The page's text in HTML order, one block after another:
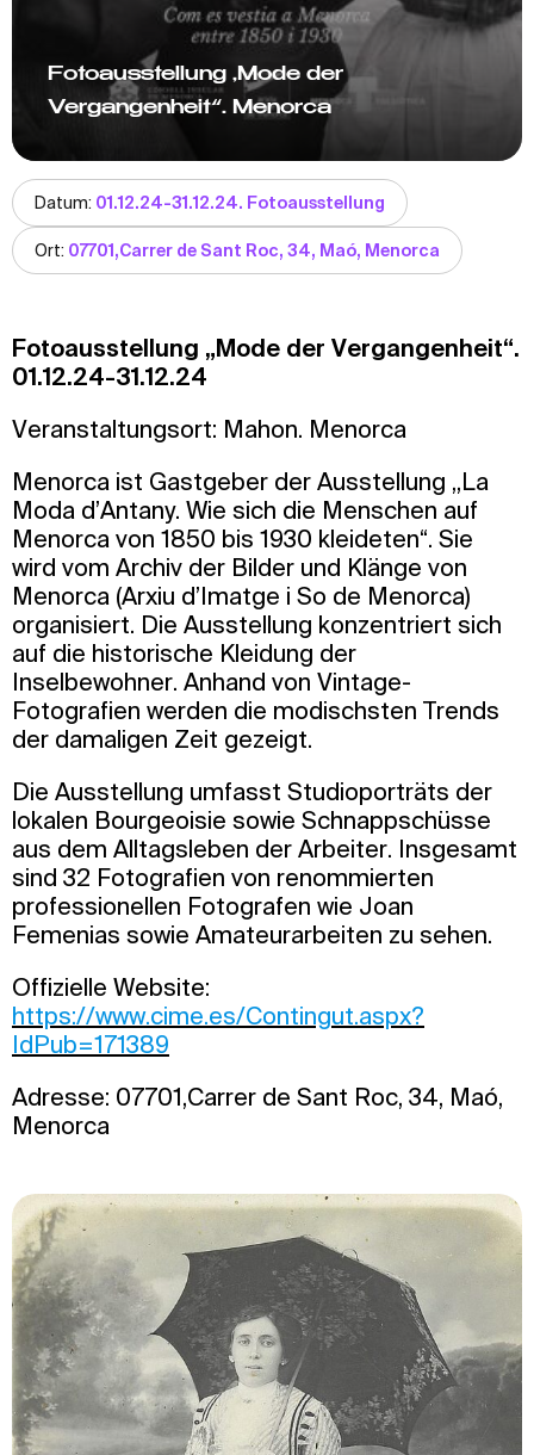
Fotoausstellung „Mode der
Vergangenheit“. Menorca
Datum: 01.12.24-31.12.24. Fotoausstellung
Ort: 07701,Carrer de Sant Roc, 34, Maó, Menorca
Fotoausstellung „Mode der Vergangenheit“.
01.12.24-31.12.24
Veranstaltungsort: Mahon. Menorca
Menorca ist Gastgeber der Ausstellung „La
Moda d’Antany. Wie sich die Menschen auf
Menorca von 1850 bis 1930 kleideten“. Sie
wird vom Archiv der Bilder und Klänge von
Menorca (Arxiu d’Imatge i So de Menorca)
organisiert. Die Ausstellung konzentriert sich
auf die historische Kleidung der
Inselbewohner. Anhand von Vintage-
Fotografien werden die modischsten Trends
der damaligen Zeit gezeigt.
Die Ausstellung umfasst Studioporträts der
lokalen Bourgeoisie sowie Schnappschüsse
aus dem Alltagsleben der Arbeiter. Insgesamt
sind 32 Fotografien von renommierten
professionellen Fotografen wie Joan
Femenias sowie Amateurarbeiten zu sehen.
Offizielle Website:
https://www.cime.es/Contingut.aspx?
IdPub=171389
Adresse: 07701,Carrer de Sant Roc, 34, Maó,
Menorca